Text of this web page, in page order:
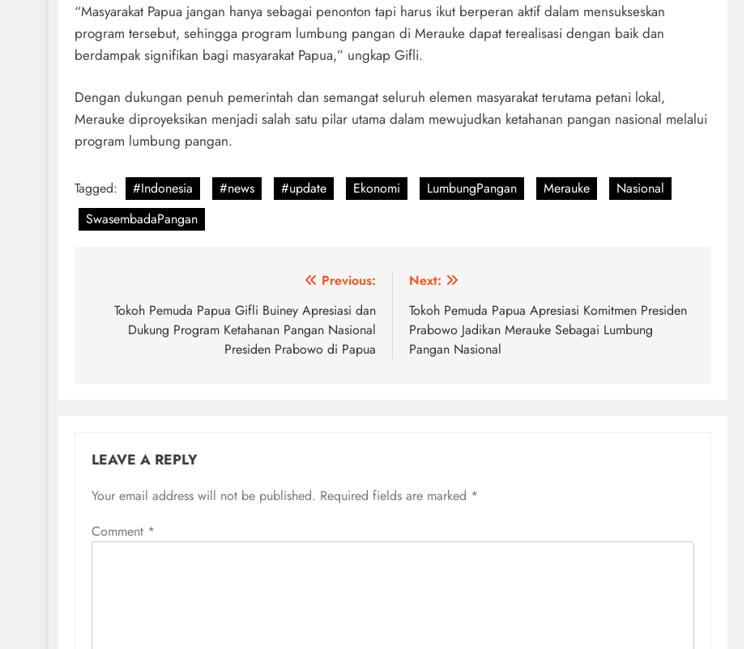
“Masyarakat Papua jangan hanya sebagai penonton tapi harus ikut berperan aktif dalam mensukseskan
program tersebut, sehingga program lumbung pangan di Merauke dapat terealisasi dengan baik dan
berdampak signifikan bagi masyarakat Papua,” ungkap Gifli.
Dengan dukungan penuh pemerintah dan semangat seluruh elemen masyarakat terutama petani lokal,
Merauke diproyeksikan menjadi salah satu pilar utama dalam mewujudkan ketahanan pangan nasional melalui
program lumbung pangan.
Tagged: #Indonesia #news #update Ekonomi LumbungPangan Merauke
Nasional
SwasembadaPangan
navigation
Previous:
Tokoh Pemuda Papua Gifli Buiney Apresiasi dan
Dukung Program Ketahanan Pangan Nasional
Presiden Prabowo di Papua
Next:
Tokoh Pemuda Papua Apresiasi Komitmen Presiden
Prabowo Jadikan Merauke Sebagai Lumbung
Pangan Nasional
LEAVE A REPLY
Your email address will not be published. Required fields are marked *
Comment *